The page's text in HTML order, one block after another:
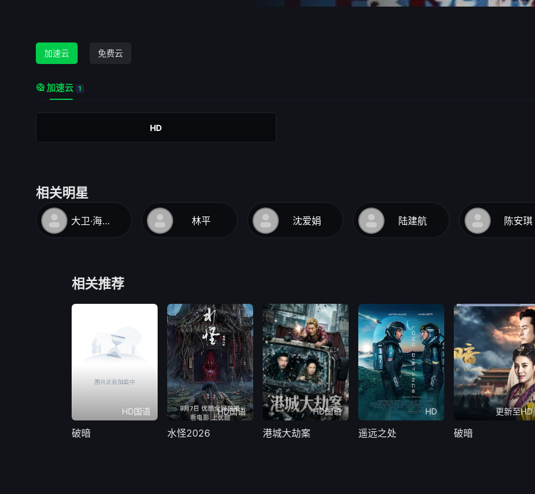
加速云 免费云
加速云 1
HD
相关明星
大卫·海德沃 林平 沈爱娟 陆建航 陈安琪
相关推荐
HD国语
破暗
HD国语
水怪2026
HD国语
港城大劫案
HD
遥远之处
更新至HD
破暗